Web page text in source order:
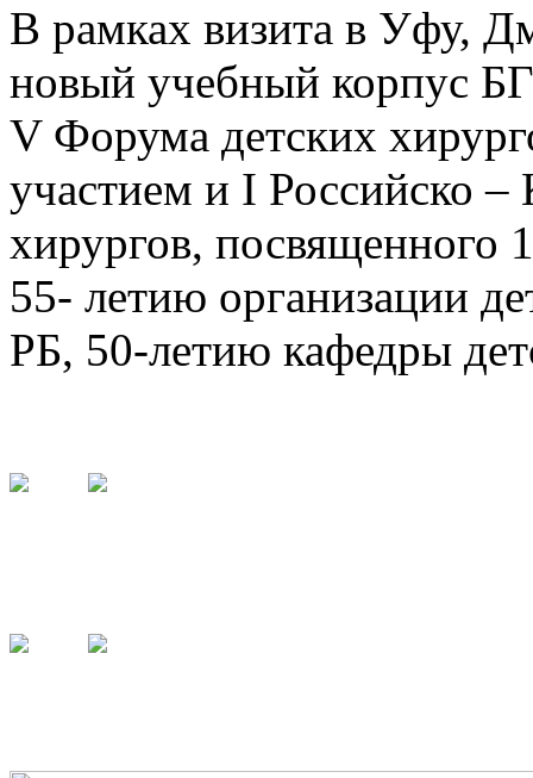
В рамках визита в Уфу,
новый учебный корпус
V Форума детских
участием и I Российско –
хирургов, посвященного
55- летию организации
РБ, 50-летию кафедры